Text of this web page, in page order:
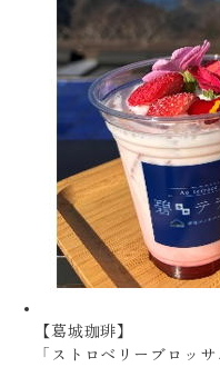
【葛城珈琲】
「ストロベリーブロッサ